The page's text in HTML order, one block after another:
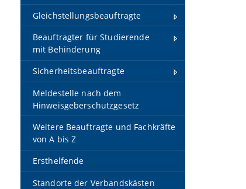
Gleichstellungsbeauftragte
Beauftragter für Studierende
mit Behinderung
Sicherheitsbeauftragte
Meldestelle nach dem
Hinweisgeberschutzgesetz
Weitere Beauftragte und Fachkräfte
von A bis Z
Ersthelfende
Standorte der Verbandskästen